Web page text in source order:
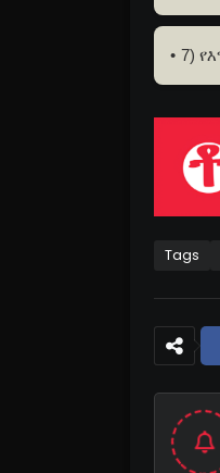
7)
Tags